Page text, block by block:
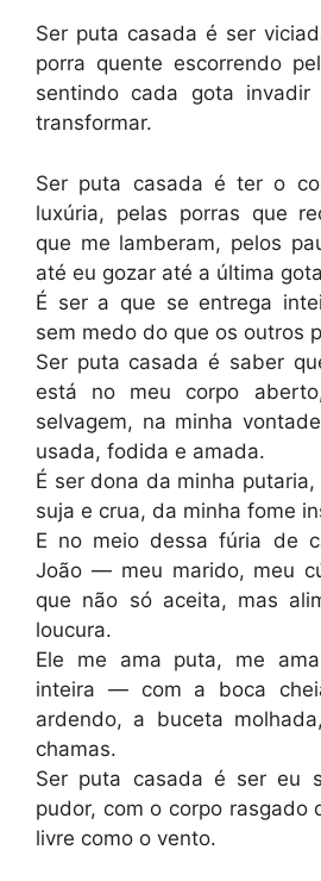
Ser puta casada é ser
porra quente escorrendo
sentindo cada gota
transformar.
Ser puta casada é ter o
luxúria, pelas porras que
que me lamberam, pelos
até eu gozar até a última
É ser a que se entrega
sem medo do que os outros
Ser puta casada é saber
está no meu corpo
selvagem, na minha
usada, fodida e amada.
É ser dona da minha
suja e crua, da minha fome
E no meio dessa fúria de
João — meu marido, meu
que não só aceita, mas
loucura.
Ele me ama puta, me
inteira — com a boca
ardendo, a buceta
chamas.
Ser puta casada é ser eu
pudor, com o corpo rasgado
livre como o vento.